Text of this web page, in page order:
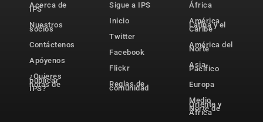
Acerca de
IPS
Nuestros
socios
Contáctenos
Apóyenos
¿Quieres
publicar
notas de
IPS?
Sigue a IPS
Inicio
Twitter
Facebook
Flickr
Reglas de
comunidad
África
América
Latina y el
Caribe
América del
Norte
Asia-
Pacífico
Europa
Medio
Oriente y
Norte de
África